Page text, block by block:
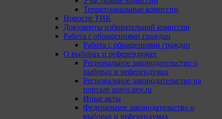
Территориальные комиссии
Новости ТИК
Документы избирательной комиссии
Работа с обращениями граждан
Работа с обращениями граждан
О выборах и референдумах
Региональное законодательство о
выборах и референдумах
Региональное законодательство на
портале pravo.gov.ru
Иные акты
Федеральное законодательство о
выборах и референдумах